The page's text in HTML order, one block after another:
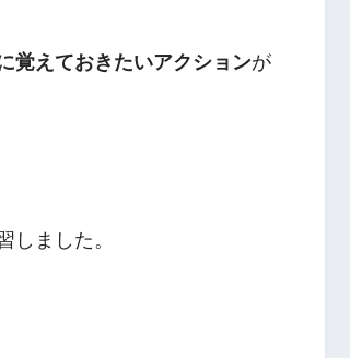
覚えておきたいアクションが
しました。